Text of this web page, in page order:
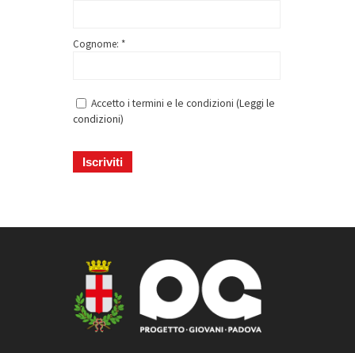
Cognome: *
Accetto i termini e le condizioni (Leggi le
condizioni)